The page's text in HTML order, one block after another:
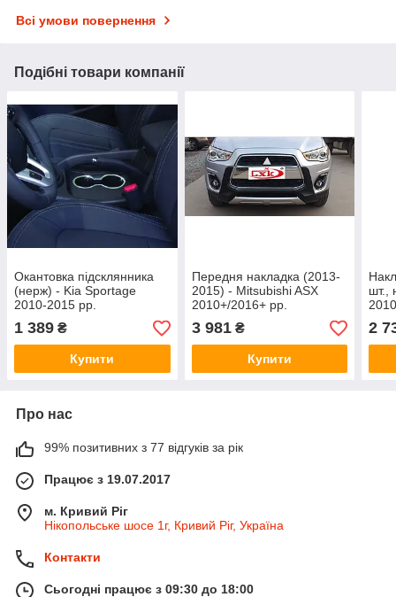
Всі умови повернення
Подібні товари компанії
Окантовка підсклянника
(нерж) - Kia Sportage
2010-2015 рр.
1 389 ₴
Купити
Передня накладка (2013-
2015) - Mitsubishi ASX
2010+/2016+ рр.
3 981₴
Купити
шт.,
2
Про нас
99% позитивних з 77 відгуків за рік
Працює з 19.07.2017
м. Кривий Ріг
Нікопольське шосе 1г, Кривий Ріг, Україна
Контакти
Сьогодні працює з 09:30 до 18:00